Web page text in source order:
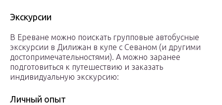
Экскурсии
В Ереване можно поискать групповые автобусные
экскурсии в Дилижан в купе с Севаном (и другими
достопримечательностями). А можно заранее
подготовиться к путешествию и заказать
индивидуальную экскурсию:
Личный опыт